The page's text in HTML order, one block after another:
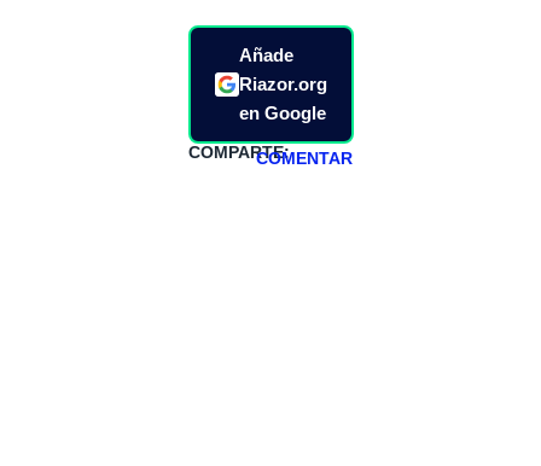
Añade
Riazor.org
en Google
COMPARTE:COMENTAR